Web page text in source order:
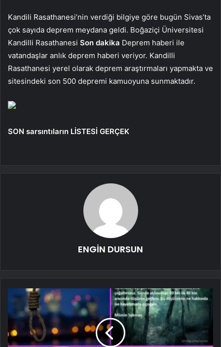
Kandili Rasathanesi’nin verdiği bilgiye göre bugün Sivas’ta
çok sayıda deprem meydana geldi. Boğaziçi Üniversitesi
Kandilli Rasathanesi Son dakika Deprem haberi ile
vatandaşlar anlık deprem haberi veriyor. Kandilli
Rasathanesi yerel olarak deprem araştırmaları yapmakta ve
sitesindeki son 500 depremi kamuoyuna sunmaktadır.
SON sarsıntıların LİSTESİ GERÇEK
ENGİN DURSUN